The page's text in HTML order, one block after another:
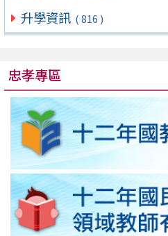
升學資訊 ( 816 )
忠孝專區